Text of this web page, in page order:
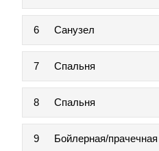
6 Санузел
7 Спальня
8 Спальня
9 Бойлерная/прачечная